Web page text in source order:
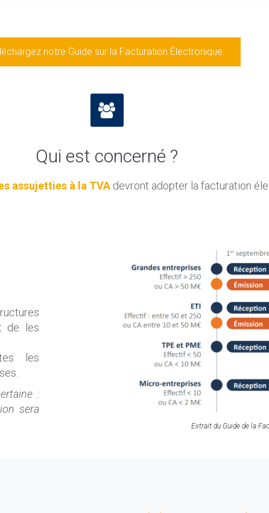
notre Guide sur la Facturation Électronique.
Qui est concerné ?
assujetties à la TVA devront adopter la facturation
de les
les
:
sera
Extrait du Guide de la